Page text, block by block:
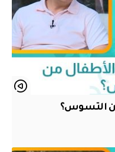
التسوس؟